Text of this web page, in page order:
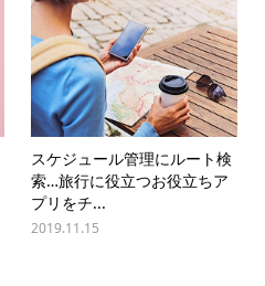
スケジュール管理にルート検
索…旅行に役立つお役立ちア
プリをチ...
2019.11.15